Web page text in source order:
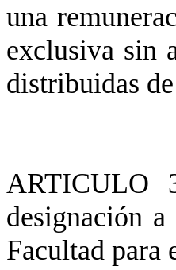
una
exclusiva sin
distribuidas
ARTICULO
designación
Facultad para